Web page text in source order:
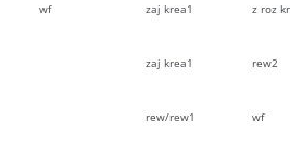
wf zaj krea1 z roz
zaj krea1 rew2
rew/rew1 wf